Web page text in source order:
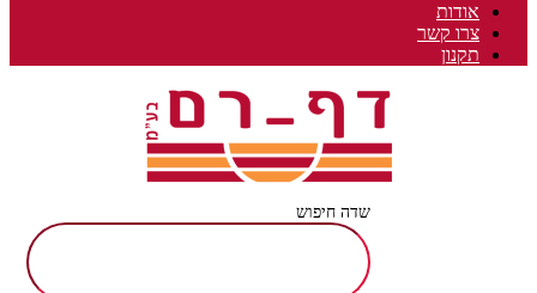
אודות
צרו קשר
תקנון
שדה חיפוש